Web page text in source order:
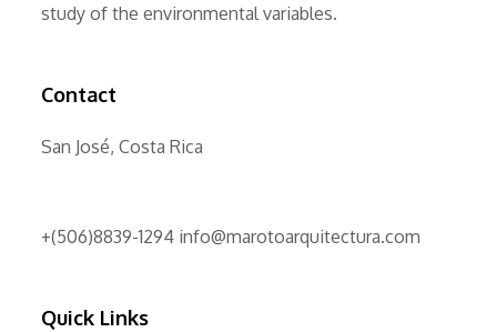
study of the environmental variables.
Contact
San José, Costa Rica
+(506)8839-1294 info@marotoarquitectura.com
Quick Links